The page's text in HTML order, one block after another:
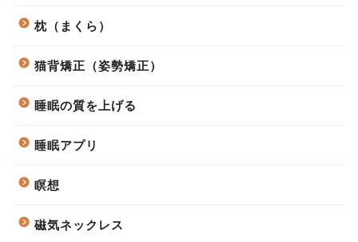
枕（まくら）
猫背矯正（姿勢矯正）
睡眠の質を上げる
睡眠アプリ
瞑想
磁気ネックレス